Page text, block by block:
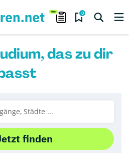
0
das zu dir
finden